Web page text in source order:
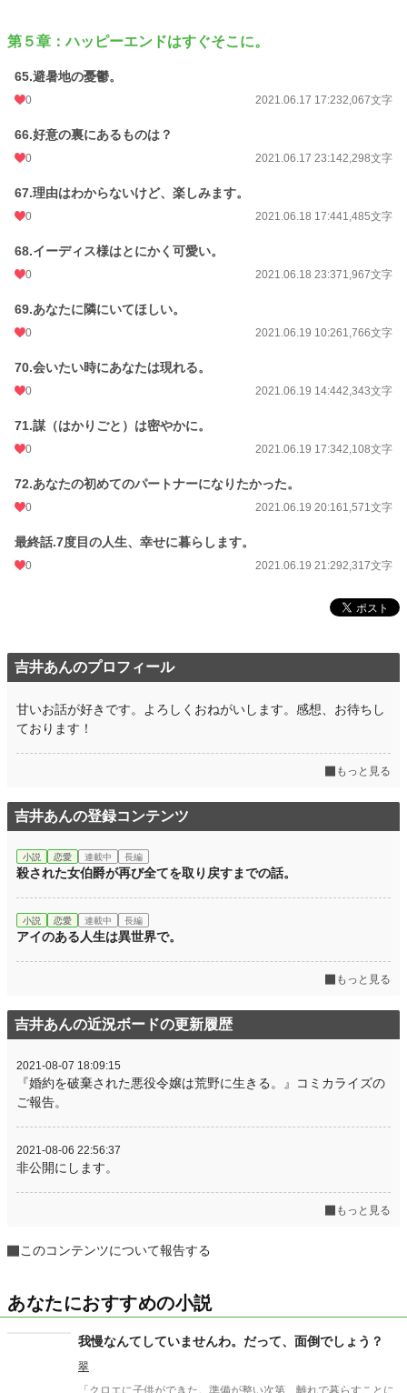
第５章：ハッピーエンドはすぐそこに。
65.避暑地の憂鬱。
0 2021.06.17 17:232,067文字
66.好意の裏にあるものは？
0 2021.06.17 23:142,298文字
67.理由はわからないけど、楽しみます。
0 2021.06.18 17:441,485文字
68.イーディス様はとにかく可愛い。
0 2021.06.18 23:371,967文字
69.あなたに隣にいてほしい。
0 2021.06.19 10:261,766文字
70.会いたい時にあなたは現れる。
0 2021.06.19 14:442,343文字
71.謀（はかりごと）は密やかに。
0 2021.06.19 17:342,108文字
72.あなたの初めてのパートナーになりたかった。
0 2021.06.19 20:161,571文字
最終話.7度目の人生、幸せに暮らします。
0 2021.06.19 21:292,317文字
吉井あんのプロフィール
甘いお話が好きです。よろしくおねがいします。感想、お待ちし
ております！
もっと見る
吉井あんの登録コンテンツ
小説 恋愛 連載中 長編
殺された女伯爵が再び全てを取り戻すまでの話。
小説 恋愛 連載中 長編
アイのある人生は異世界で。
もっと見る
吉井あんの近況ボードの更新履歴
2021-08-07 18:09:15
『婚約を破棄された悪役令嬢は荒野に生きる。』コミカライズの
ご報告。
2021-08-06 22:56:37
非公開にします。
もっと見る
このコンテンツについて報告する
あなたにおすすめの小説
我慢なんてしていませんわ。だって、面倒でしょう？
翠
「クロエに子供ができた。準備が整い次第、離れで暮らすことに